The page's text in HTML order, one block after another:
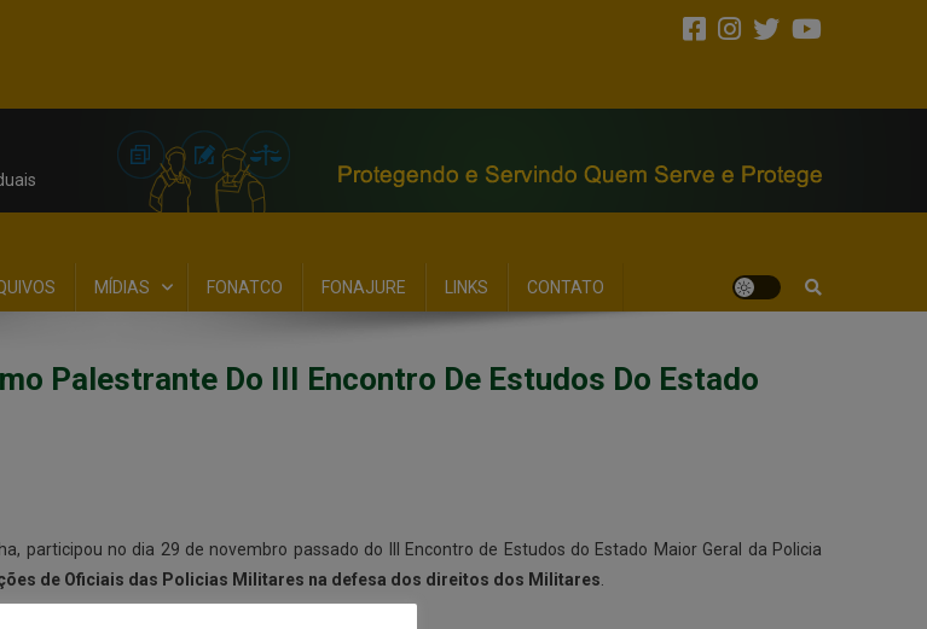
MÍDIAS FONATCO FONAJURE LINKS CONTATO
Palestrante Do III Encontro De Estudos Do Estado
participou no dia 29 de novembro passado do III Encontro de Estudos do Estado Maior Geral da Policia
de Oficiais das Policias Militares na defesa dos direitos dos Militares